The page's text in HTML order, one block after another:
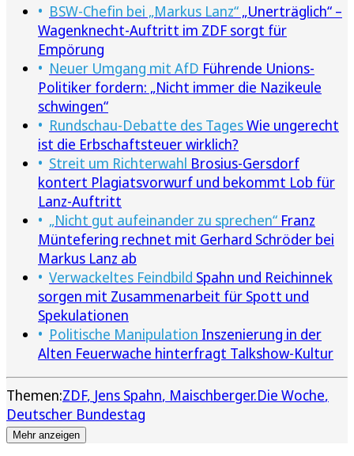
BSW-Chefin bei „Markus Lanz“ „Unerträglich“ –
Wagenknecht-Auftritt im ZDF sorgt für
Empörung
Neuer Umgang mit AfD Führende Unions-
Politiker fordern: „Nicht immer die Nazikeule
schwingen“
Rundschau-Debatte des TagesWie ungerecht
ist die Erbschaftsteuer wirklich?
Streit um Richterwahl Brosius-Gersdorf
kontert Plagiatsvorwurf und bekommt Lob für
Lanz-Auftritt
„Nicht gut aufeinander zu sprechen“ Franz
Müntefering rechnet mit Gerhard Schröder bei
Markus Lanz ab
Verwackeltes Feindbild Spahn und Reichinnek
sorgen mit Zusammenarbeit für Spott und
Spekulationen
Politische Manipulation Inszenierung in der
Alten Feuerwache hinterfragt Talkshow-Kultur
Themen:ZDF Jens Spahn Maischberger.Die Woche
Deutscher Bundestag
Mehr anzeigen